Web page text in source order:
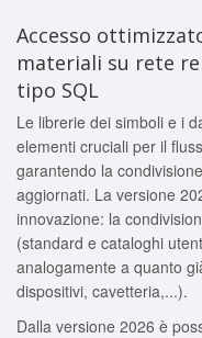
Accesso
materiali su rete
tipo SQL
Le librerie dei simboli e i
elementi cruciali per il
garantendo la
aggiornati. La versione
innovazione: la
(standard e cataloghi
analogamente a quanto
dispositivi, cavetteria,...).
Dalla versione 2026 è